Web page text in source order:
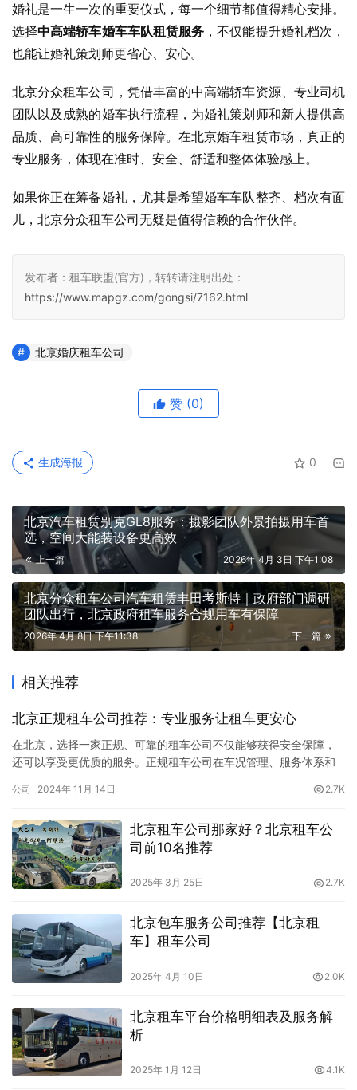
婚礼是一生一次的重要仪式，每一个细节都值得精心安排。
选择中高端轿车婚车车队租赁服务 ，不仅能提升婚礼档次，
也能让婚礼策划师更省心、安心。
北京分众租车公司，凭借丰富的中高端轿车资源、专业司机
团队以及成熟的婚车执行流程，为婚礼策划师和新人提供高
品质、高可靠性的服务保障。在北京婚车租赁市场，真正的
专业服务，体现在准时、安全、舒适和整体体验感上。
如果你正在筹备婚礼，尤其是希望婚车车队整齐、档次有面
儿，北京分众租车公司无疑是值得信赖的合作伙伴。
发布者：租车联盟(官方)，转转请注明出处：
https://www.mapgz.com/gongsi/7162.html
北京婚庆租车公司
赞 (0)
0
生成海报
北京汽车租赁别克GL8服务：摄影团队外景拍摄用车首
选，空间大能装设备更高效
上一篇 2026年 4月 3日 下午1:08
北京分众租车公司汽车租赁丰田考斯特｜政府部门调研
团队出行，北京政府租车服务合规用车有保障
下一篇
2026年 4月 8日 下午11:38
相关推荐
北京正规租车公司推荐：专业服务让租车更安心
在北京，选择一家正规、可靠的租车公司不仅能够获得安全保障，
还可以享受更优质的服务。正规租车公司在车况管理、服务体系和
北京知名的正规租车公司，并对每家公司进行详细介绍，以便您在
旅集团旗下的租车品牌，也是国内规模较大的汽车租赁公司之一，
以其全面…
公司 2024年 11月 14日 2.7K
北京租车公司那家好？北京租车公
司前10名推荐
2025年 3月 25日 2.7K
北京包车服务公司推荐【北京租
车】租车公司
2025年 4月 10日 2.0K
北京租车平台价格明细表及服务解
析
2025年 1月 12日 4.1K